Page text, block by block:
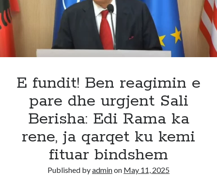
Brother
detaji
zbuloi!
E fundit! Ben reagimin e
pare dhe urgjent Sali
Berisha: Edi Rama ka
rene, ja qarqet ku kemi
fituar bindshem
Published byadminon May 11, 2025